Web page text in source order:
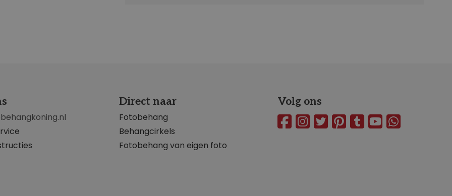
Direct naar
Fotobehang
Behangcirkels
Fotobehang van eigen foto
Volg ons